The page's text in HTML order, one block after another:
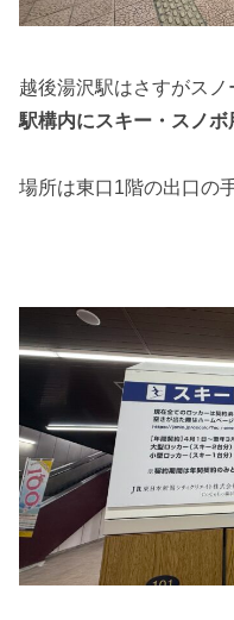
越後湯沢駅はさすがス
駅構内にスキー・スノボ
場所は東口1階の出口の